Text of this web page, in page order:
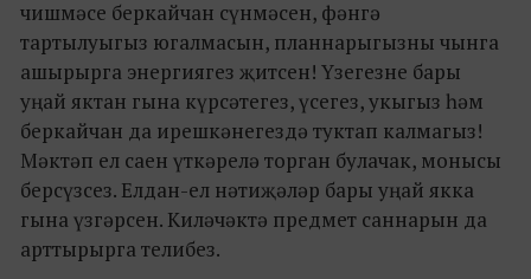
чишмәсе беркайчан сүнмәсен, фәнгә
тартылуыгыз югалмасын, планнарыгызны чынга
ашырырга энергиягез җитсен! Үзегезне бары
уңай яктан гына күрсәтегез, үсегез, укыгыз һәм
беркайчан да ирешкәнегездә туктап калмагыз!
Мәктәп ел саен үткәрелә торган булачак, монысы
берсүзсез. Елдан-ел нәтиҗәләр бары уңай якка
гына үзгәрсен. Киләчәктә предмет саннарын да
арттырырга телибез.